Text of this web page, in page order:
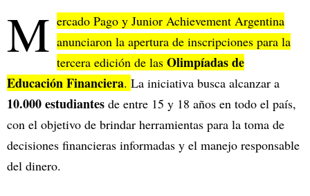
M ercado Pago y Junior Achievement Argentina
anunciaron la apertura de inscripciones para la
tercera edición de las Olimpíadas de
Educación Financiera. La iniciativa busca alcanzar a
10.000 estudiantes de entre 15 y 18 años en todo el país,
con el objetivo de brindar herramientas para la toma de
decisiones financieras informadas y el manejo responsable
del dinero.